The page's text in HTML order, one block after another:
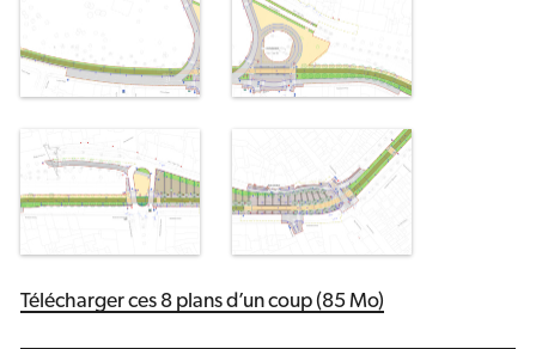
Télécharger ces 8 plans d’un coup (85 Mo)